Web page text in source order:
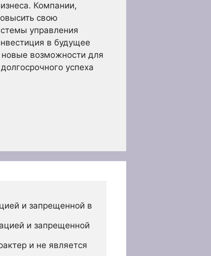
Компании,
свою
управления
в будущее
новые возможности для
успеха
и запрещенной в
и запрещенной
и не является